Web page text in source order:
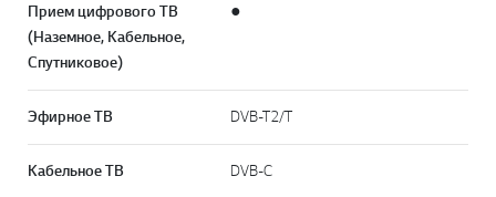
Прием цифрового ТВ
(Наземное, Кабельное,
Спутниковое)
●
Эфирное ТВ DVB-T2/T
Кабельное ТВ DVB-C